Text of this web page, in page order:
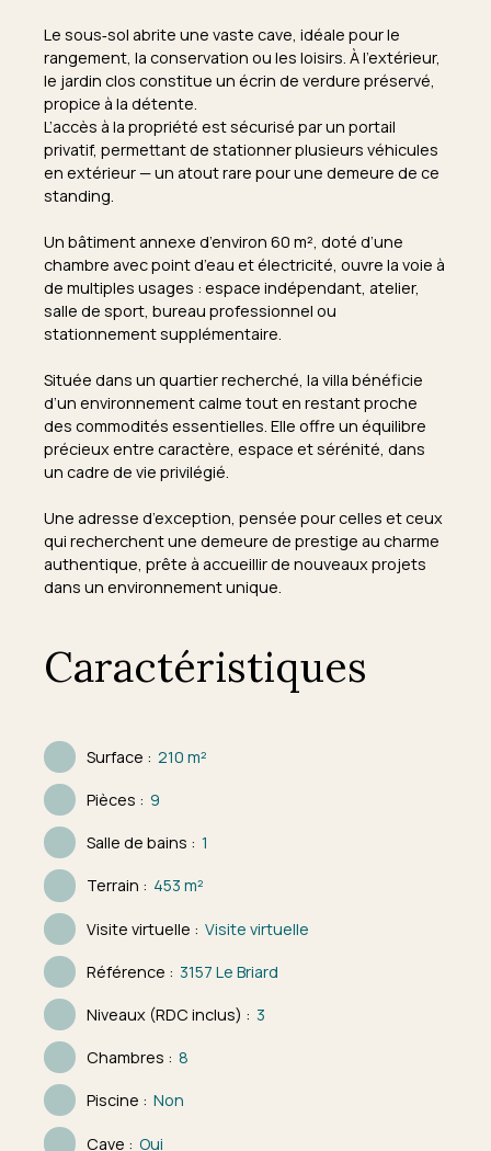
Le sous‑sol abrite une vaste cave, idéale pour le
rangement, la conservation ou les loisirs. À l’extérieur,
le jardin clos constitue un écrin de verdure préservé,
propice à la détente.
L’accès à la propriété est sécurisé par un portail
privatif, permettant de stationner plusieurs véhicules
en extérieur — un atout rare pour une demeure de ce
standing.
Un bâtiment annexe d’environ 60 m², doté d’une
chambre avec point d’eau et électricité, ouvre la voie à
de multiples usages : espace indépendant, atelier,
salle de sport, bureau professionnel ou
stationnement supplémentaire.
Située dans un quartier recherché, la villa bénéficie
d’un environnement calme tout en restant proche
des commodités essentielles. Elle offre un équilibre
précieux entre caractère, espace et sérénité, dans
un cadre de vie privilégié.
Une adresse d’exception, pensée pour celles et ceux
qui recherchent une demeure de prestige au charme
authentique, prête à accueillir de nouveaux projets
dans un environnement unique.
Caractéristiques
Surface : 210m²
Pièces : 9
Salle de bains : 1
Terrain : 453m²
Visite virtuelle : Visite virtuelle
Référence : 3157 Le Briard
Niveaux (RDC inclus) : 3
Chambres : 8
Piscine : Non
Cave : Oui